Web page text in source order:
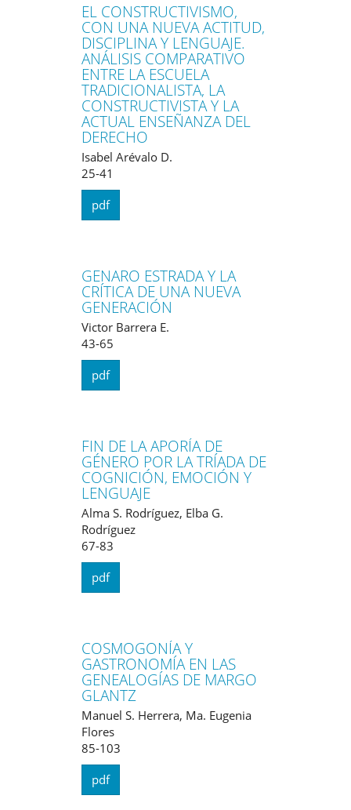
EL CONSTRUCTIVISMO,
CON UNA NUEVA ACTITUD,
DISCIPLINA Y LENGUAJE.
ANÁLISIS COMPARATIVO
ENTRE LA ESCUELA
TRADICIONALISTA, LA
CONSTRUCTIVISTA Y LA
ACTUAL ENSEÑANZA DEL
DERECHO
Isabel Arévalo D.
25-41
pdf
GENARO ESTRADA Y LA
CRÍTICA DE UNA NUEVA
GENERACIÓN
Victor Barrera E.
43-65
pdf
FIN DE LA APORÍA DE
GÉNERO POR LA TRÍADA DE
COGNICIÓN, EMOCIÓN Y
LENGUAJE
Alma S. Rodríguez, Elba G.
Rodríguez
67-83
pdf
COSMOGONÍA Y
GASTRONOMÍA EN LAS
GENEALOGÍAS DE MARGO
GLANTZ
Manuel S. Herrera, Ma. Eugenia
Flores
85-103
pdf